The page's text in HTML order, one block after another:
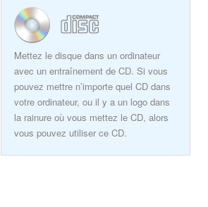
Mettez le disque dans un ordinateur
avec un entraînement de CD. Si vous
pouvez mettre n’importe quel CD dans
votre ordinateur, ou il y a un logo dans
la rainure où vous mettez le CD, alors
vous pouvez utiliser ce CD.